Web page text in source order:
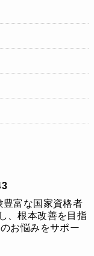
豊富な国家資格者
、根本改善を目指
お悩みをサポー